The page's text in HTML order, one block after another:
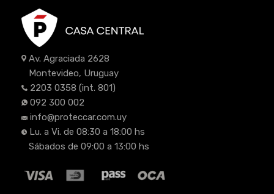
Av. Agraciada 2628
Montevideo, Uruguay
2203 0358 (int. 801)
092 300 002
info@proteccar.com.uy
Lu. a Vi. de 08:30 a 18:00 hs
Sábados de 09:00 a 13:00 hs